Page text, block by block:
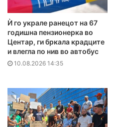
Ѝ го украле ранецот на 67
годишна пензионерка во
Центар, ги бркала крадците
и влегла по нив во автобус
10.08.2026 14:35